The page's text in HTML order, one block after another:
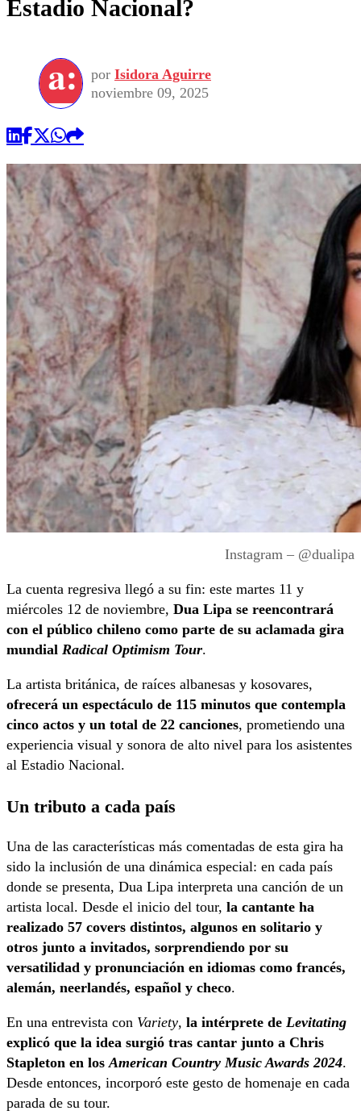
Estadio Nacional?
por Isidora Aguirre
noviembre 09, 2025
Instagram – @dualipa
La cuenta regresiva llegó a su fin: este martes 11 y
miércoles 12 de noviembre, Dua Lipa se reencontrará
con el público chileno como parte de su aclamada gira
mundial Radical Optimism Tour.
La artista británica, de raíces albanesas y kosovares,
ofrecerá un espectáculo de 115 minutos que contempla
cinco actos y un total de 22 canciones, prometiendo una
experiencia visual y sonora de alto nivel para los asistentes
al Estadio Nacional.
Un tributo a cada país
Una de las características más comentadas de esta gira ha
sido la inclusión de una dinámica especial: en cada país
donde se presenta, Dua Lipa interpreta una canción de un
artista local. Desde el inicio del tour, la cantante ha
realizado 57 covers distintos, algunos en solitario y
otros junto a invitados, sorprendiendo por su
versatilidad y pronunciación en idiomas como francés,
alemán, neerlandés, español y checo.
En una entrevista con Variety, la intérprete de Levitating
explicó que la idea surgió tras cantar junto a Chris
Stapleton en losAmerican Country Music Awards 2024.
Desde entonces, incorporó este gesto de homenaje en cada
parada de su tour.